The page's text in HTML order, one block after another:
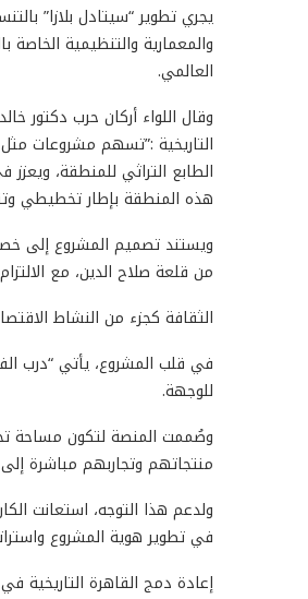
يجري تطوير “سيتادل بلازا”
والمعمارية والتنظيمية
العالمي.
وقال اللواء أركان حرب دكتور
التاريخية :”تسهم مشروعات مثل
الطابع التراثي للمنطقة،
هذه المنطقة بإطار تخطيطي
ويستند تصميم المشروع إلى
من قلعة صلاح الدين، مع
الثقافة كجزء من النشاط
في قلب المشروع، يأتي “درب
للوجهة.
وصُممت المنصة لتكون مساحة
منتجاتهم وتجاربهم مباشرة
ولدعم هذا التوجه، استعانت
في تطوير هوية المشروع
إعادة دمج القاهرة التاريخية